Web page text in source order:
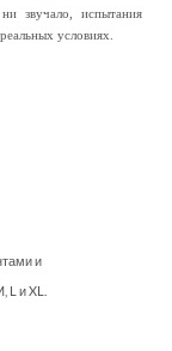
звучало, испытания
условиях.
и
и XL.